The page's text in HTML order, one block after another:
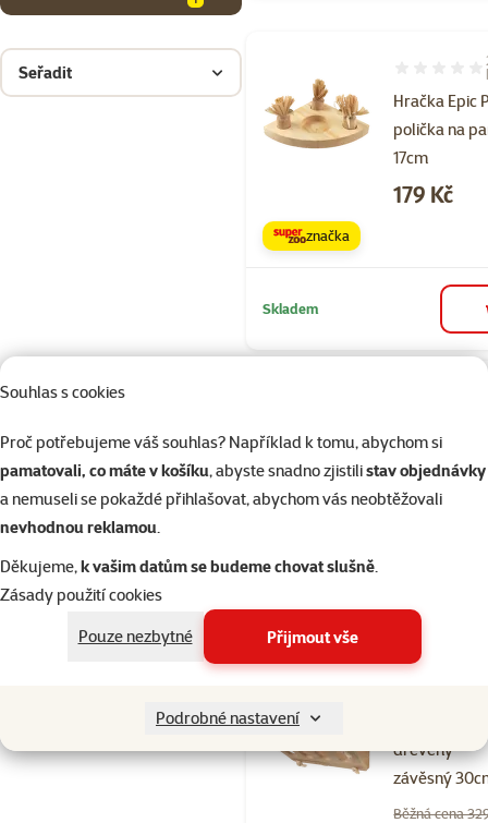
Souhlas s cookies
Proč potřebujeme váš souhlas? Například k tomu, abychom si
pamatovali, co máte v košíku, abyste snadno zjistilistav objednávky
a nemuseli se pokaždé přihlašovat, abychom vás neobtěžovali
nevhodnou reklamou.
Děkujeme,k vašim datům se budeme chovat slušně.
Zásady použití cookies
Pouze nezbytné
Přijmout vše
Podrobné nastavení
Seřadit
Hračka Epic
polička na
17cm
Hodnocení
Cena
179 Kč
značka
Skladem
dřevěná
Cena
599 Kč
Skladem
dřevěný
závěsný
Běžná cena